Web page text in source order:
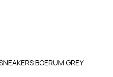
BOERUM GREY